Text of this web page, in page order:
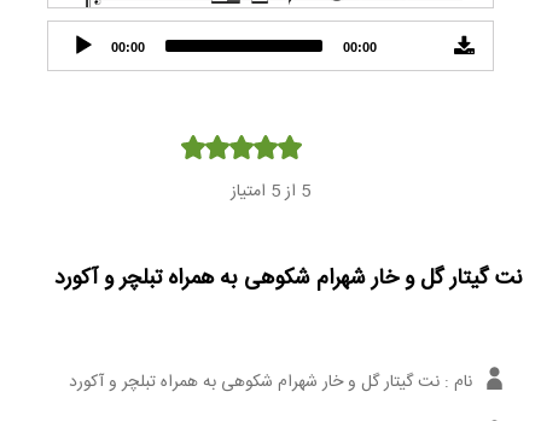
Audio
Player
00:00 00:00
5 از 5 امتیاز
نت گیتار گل و خار شهرام شکوهی به همراه تبلچر و آکورد
نام : نت گیتار گل و خار شهرام شکوهی به همراه تبلچر و آکورد